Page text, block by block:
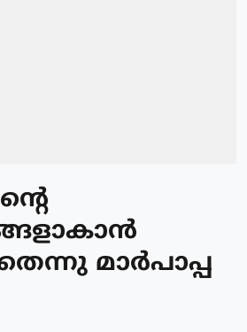
മാര്‍പാപ്പ